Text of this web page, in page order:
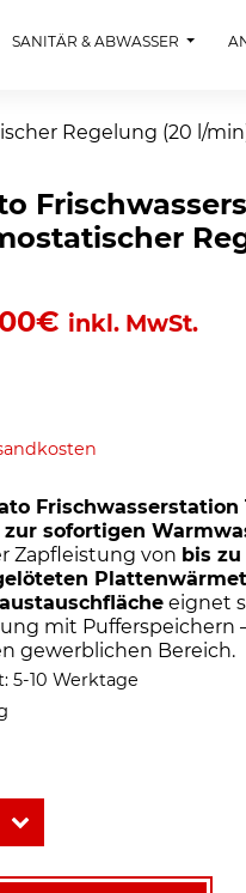
SANITÄR & ABWASSER
Regelung (20 l/
€ inkl. MwSt.
Frischwasserstation
zur sofortigen
Zapfleistung von bis
eignet
mit Pufferspeichern
gewerblichen Bereich.
5-10 Werktage